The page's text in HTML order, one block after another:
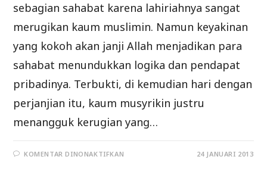
sebagian sahabat karena lahiriahnya sangat
merugikan kaum muslimin. Namun keyakinan
yang kokoh akan janji Allah menjadikan para
sahabat menundukkan logika dan pendapat
pribadinya. Terbukti, di kemudian hari dengan
perjanjian itu, kaum musyrikin justru
menangguk kerugian yang…
KOMENTAR DINONAKTIFKAN 24 JANUARI 2013